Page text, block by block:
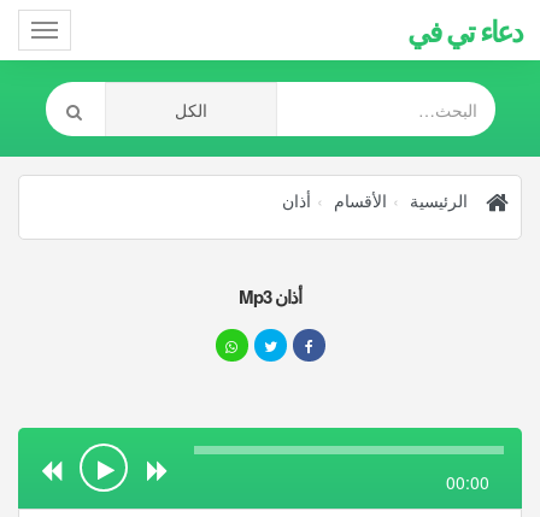
دعاء تي في
الرئيسية الأقسام أذان
أذان Mp3
00:00